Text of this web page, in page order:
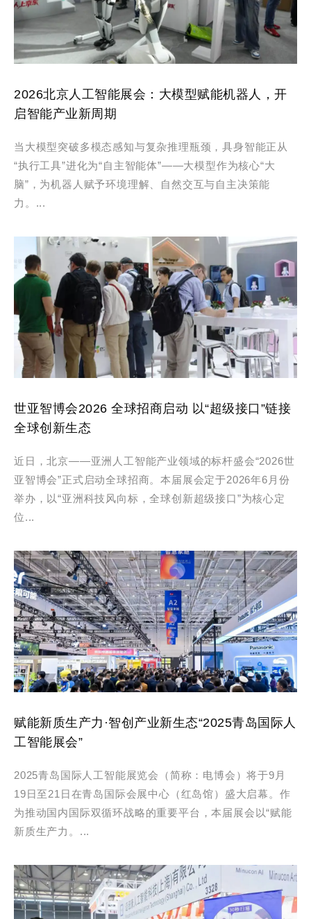
2026北京人工智能展会：大模型赋能机器人，开
启智能产业新周期
当大模型突破多模态感知与复杂推理瓶颈，具身智能正从
“执行工具”进化为“自主智能体”——大模型作为核心“大
脑”，为机器人赋予环境理解、自然交互与自主决策能
力。...
世亚智博会2026 全球招商启动 以“超级接口”链接
全球创新生态
近日，北京——亚洲人工智能产业领域的标杆盛会“2026世
亚智博会”正式启动全球招商。本届展会定于2026年6月份
举办，以“亚洲科技风向标，全球创新超级接口”为核心定
位...
赋能新质生产力·智创产业新生态“2025青岛国际人
工智能展会”
2025青岛国际人工智能展览会（简称：电博会）将于9月
19日至21日在青岛国际会展中心（红岛馆）盛大启幕。作
为推动国内国际双循环战略的重要平台，本届展会以“赋能
新质生产力。...